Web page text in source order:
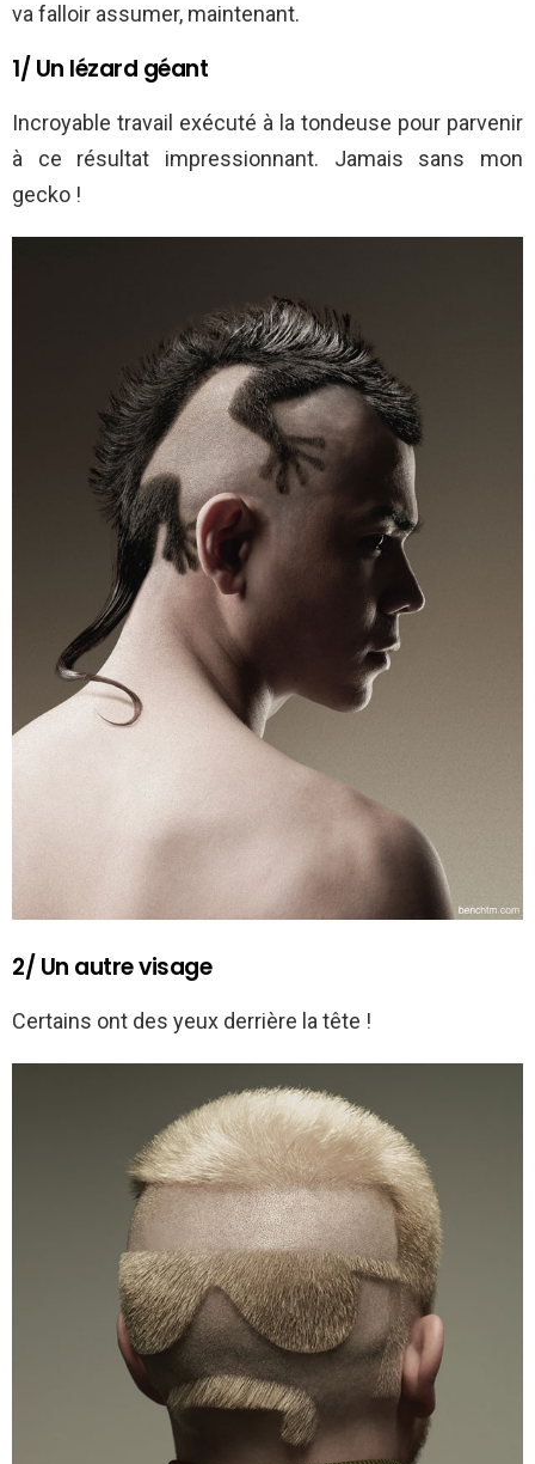
va falloir assumer, maintenant.
1/ Un lézard géant
Incroyable travail exécuté à la tondeuse pour parvenir
à ce résultat impressionnant. Jamais sans mon
gecko !
2/ Un autre visage
Certains ont des yeux derrière la tête !